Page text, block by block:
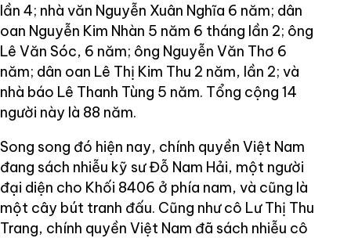
lần 4; nhà văn Nguyễn Xuân Nghĩa 6 năm; dân
oan Nguyễn Kim Nhàn 5 năm 6 tháng lần 2; ông
Lê Văn Sóc, 6 năm; ông Nguyễn Văn Thơ 6
năm; dân oan Lê Thị Kim Thu 2 năm, lần 2; và
nhà báo Lê Thanh Tùng 5 năm. Tổng cộng 14
người này là 88 năm.
Song song đó hiện nay, chính quyền Việt Nam
đang sách nhiễu kỹ sư Đỗ Nam Hải, một người
đại diện cho Khối 8406 ở phía nam, và cũng là
một cây bút tranh đấu. Cũng như cô Lư Thị Thu
Trang, chính quyền Việt Nam đã sách nhiễu cô